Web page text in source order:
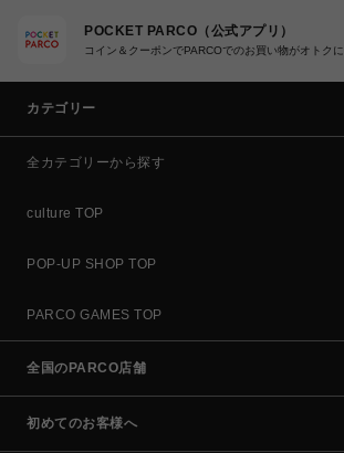
POCKET PARCO（公式アプリ）
コイン＆クーポンでPARCOでのお買い物がオトクに
カテゴリー
全カテゴリーから探す
culture TOP
POP-UP SHOP TOP
PARCO GAMES TOP
全国のPARCO店舗
初めてのお客様へ